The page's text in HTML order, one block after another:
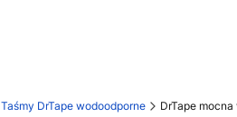
Taśmy DrTape wodoodporne DrTape